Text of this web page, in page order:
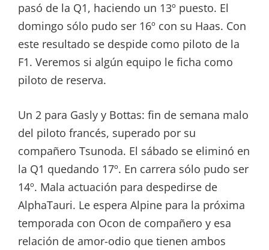
pasó de la Q1, haciendo un 13º puesto. El
domingo sólo pudo ser 16º con su Haas. Con
este resultado se despide como piloto de la
F1. Veremos si algún equipo le ficha como
piloto de reserva.
Un 2 para Gasly y Bottas: fin de semana malo
del piloto francés, superado por su
compañero Tsunoda. El sábado se eliminó en
la Q1 quedando 17º. En carrera sólo pudo ser
14º. Mala actuación para despedirse de
AlphaTauri. Le espera Alpine para la próxima
temporada con Ocon de compañero y esa
relación de amor-odio que tienen ambos